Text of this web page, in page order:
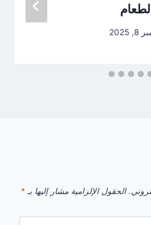
2025
الحقول الإلزامية مشار إليها بـ *